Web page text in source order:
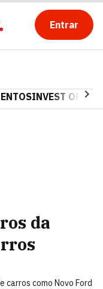
Entrar
INVEST OPINA
da
carros como Novo Ford